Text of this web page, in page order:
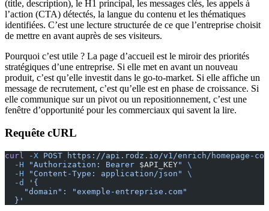
(title, description), le H1 principal, les messages clés, les appels à
l’action (CTA) détectés, la langue du contenu et les thématiques
identifiées. C’est une lecture structurée de ce que l’entreprise choisit
de mettre en avant auprès de ses visiteurs.
Pourquoi c’est utile ? La page d’accueil est le miroir des priorités
stratégiques d’une entreprise. Si elle met en avant un nouveau
produit, c’est qu’elle investit dans le go-to-market. Si elle affiche un
message de recrutement, c’est qu’elle est en phase de croissance. Si
elle communique sur un pivot ou un repositionnement, c’est une
fenêtre d’opportunité pour les commerciaux qui savent la lire.
Requête cURL
curl -X POST https://api.rodz.io/v1/enrich/homepage-
  -H
"Authorization: Bearer $API_KEY"
\
  -H
"Content-Type: application/json"
\
  -d
'{
    "domain": "exemple-entreprise.com"
  }'